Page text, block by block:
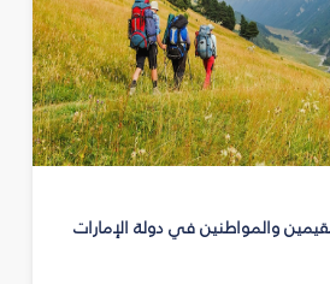
والمواطنين في دولة الإمارات